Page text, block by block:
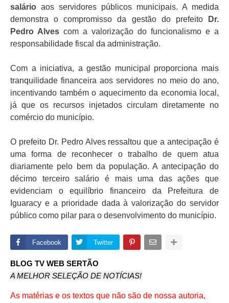
salário aos servidores públicos municipais. A medida
demonstra o compromisso da gestão do prefeito
Dr.
Pedro Alves com a valorização do funcionalismo e a
responsabilidade fiscal da administração.
Com a iniciativa, a gestão municipal proporciona mais
tranquilidade financeira aos servidores no meio do ano,
incentivando também o aquecimento da economia local,
já que os recursos injetados circulam diretamente no
comércio do município.
O prefeito Dr. Pedro Alves ressaltou que a antecipação é
uma forma de reconhecer o trabalho de quem atua
diariamente pelo bem da população. A antecipação do
décimo terceiro salário é mais uma das ações que
evidenciam o equilíbrio financeiro da Prefeitura de
Iguaracy e a prioridade dada à valorização do servidor
público como pilar para o desenvolvimento do município.
Facebook Twitter
BLOG TV WEB SERTÃO
A MELHOR SELEÇÃO DE NOTÍCIAS!
As matérias e os textos que não são de nossa autoria,